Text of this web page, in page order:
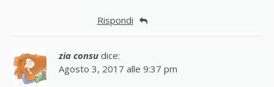
Rispondi
zia consu dice:
Agosto 3, 2017 alle 9:37 pm